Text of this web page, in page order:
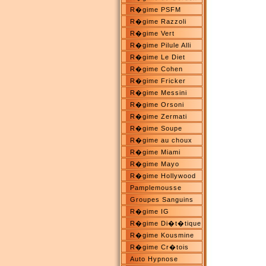
R�gime PSFM
R�gime Razzoli
R�gime Vert
R�gime Pilule Alli
R�gime Le Diet
R�gime Cohen
R�gime Fricker
R�gime Messini
R�gime Orsoni
R�gime Zermati
R�gime Soupe
R�gime au choux
R�gime Miami
R�gime Mayo
R�gime Hollywood
Pamplemousse
Groupes Sanguins
R�gime IG
R�gime Di�t�tique
R�gime Kousmine
R�gime Cr�tois
Auto Hypnose